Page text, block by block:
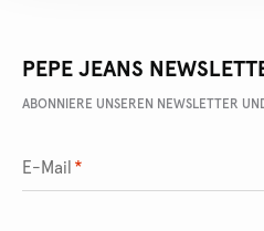
PEPE JEANS
ABONNIERE UNSEREN NEWSLETTER
E-Mail *